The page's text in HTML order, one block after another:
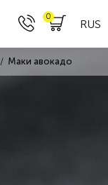
0
RUS
Маки авокадо